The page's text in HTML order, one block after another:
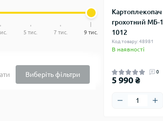
5 тис. 7 тис. 9 тис.
Виберіть фільтри
Картоплекопач
грохотний МБ-
1012
Код товару: 48981
В наявності
0
5 990 ₴